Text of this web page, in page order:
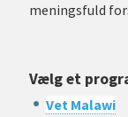
meningsfuld
Vælg et
Vet Malawi